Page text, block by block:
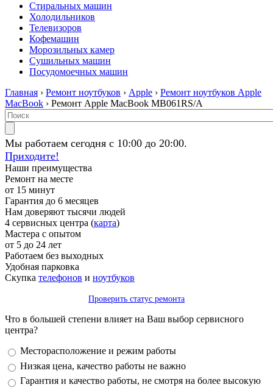
Стиральных машин
Холодильников
Телевизоров
Кофемашин
Морозильных камер
Сушильных машин
Посудомоечных машин
Главная › Ремонт ноутбуков › Apple › Ремонт ноутбуков Apple
MacBook › Ремонт Apple MacBook MB061RS/A
Мы работаем сегодня с 10:00 до 20:00.
Приходите!
Наши преимущества
Ремонт на месте
от 15 минут
Гарантия до 6 месяцев
Нам доверяют тысячи людей
4 сервисных центра (карта)
Мастера с опытом
от 5 до 24 лет
Работаем без выходных
Удобная парковка
Скупка телефонов и ноутбуков
Проверить статус ремонта
Что в большей степени влияет на Ваш выбор сервисного
центра?
Варианты
Месторасположение и режим работы
Низкая цена, качество работы не важно
Гарантия и качество работы, не смотря на более высокую